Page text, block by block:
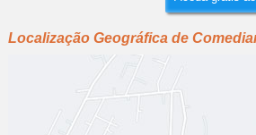
Localização Geográfica de